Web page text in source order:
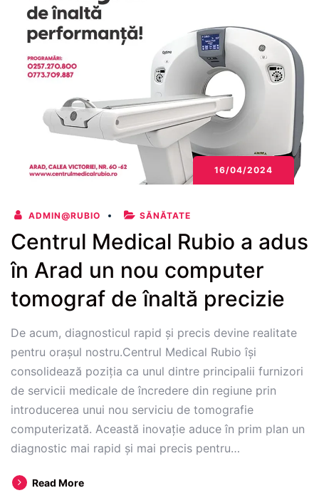
16/04/2024
ADMIN@RUBIO SĂNĂTATE
Centrul Medical Rubio a adus
în Arad un nou computer
tomograf de înaltă precizie
De acum, diagnosticul rapid și precis devine realitate
pentru orașul nostru.Centrul Medical Rubio își
consolidează poziția ca unul dintre principalii furnizori
de servicii medicale de încredere din regiune prin
introducerea unui nou serviciu de tomografie
computerizată. Această inovație aduce în prim plan un
diagnostic mai rapid și mai precis pentru…
Read More